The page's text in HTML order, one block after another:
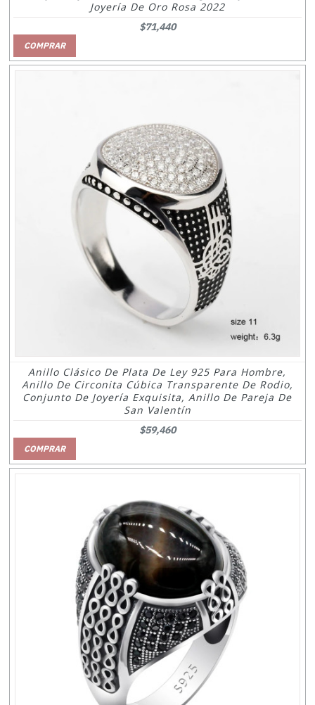
Joyería De Oro Rosa 2022
$71,440
COMPRAR
Anillo Clásico De Plata De Ley 925 Para Hombre,
Anillo De Circonita Cúbica Transparente De Rodio,
Conjunto De Joyería Exquisita, Anillo De Pareja De
San Valentín
$59,460
COMPRAR